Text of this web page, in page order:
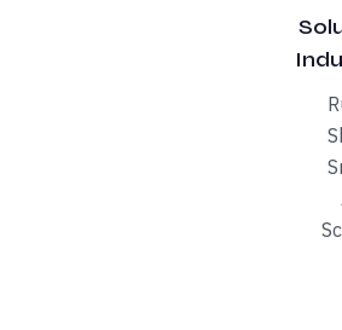
La